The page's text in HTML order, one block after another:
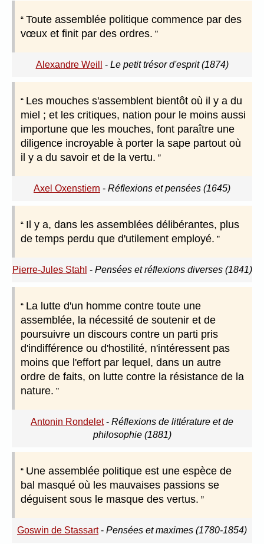
Toute assemblée politique commence par des
vœux et finit par des ordres.
Alexandre Weill - Le petit trésor d'esprit (1874)
Les mouches s'assemblent bientôt où il y a du
miel ; et les critiques, nation pour le moins aussi
importune que les mouches, font paraître une
diligence incroyable à porter la sape partout où
il y a du savoir et de la vertu.
Axel Oxenstiern - Réflexions et pensées (1645)
Il y a, dans les assemblées délibérantes, plus
de temps perdu que d'utilement employé.
Pierre-Jules Stahl - Pensées et réflexions diverses (1841)
La lutte d'un homme contre toute une
assemblée, la nécessité de soutenir et de
poursuivre un discours contre un parti pris
d'indifférence ou d'hostilité, n'intéressent pas
moins que l'effort par lequel, dans un autre
ordre de faits, on lutte contre la résistance de la
nature.
Antonin Rondelet- Réflexions de littérature et de
philosophie (1881)
Une assemblée politique est une espèce de
bal masqué où les mauvaises passions se
déguisent sous le masque des vertus.
Goswin de Stassart- Pensées et maximes (1780-1854)